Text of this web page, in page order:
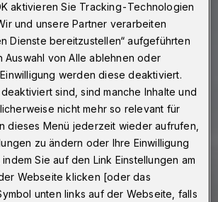
aktivieren Sie Tracking-Technologien
und unsere Partner verarbeiten
Dienste bereitzustellen“ aufgeführten
Auswahl von Alle ablehnen oder
werden diese deaktiviert.
sind, sind manche Inhalte und
nicht mehr so relevant für
dieses Menü jederzeit wieder aufrufen,
zu ändern oder Ihre Einwilligung
Sie auf den Link Einstellungen am
Webseite klicken [oder das
unten links auf der Webseite, falls